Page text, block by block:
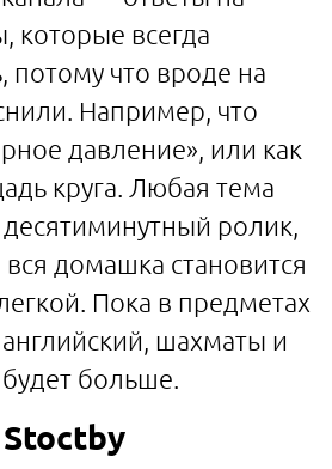
которые всегда
потому что вроде на
Например, что
давление», или как
круга. Любая тема
ролик,
домашка становится
Пока в предметах
шахматы и
больше.
Stoctby